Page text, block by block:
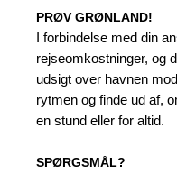
PRØV GRØNLAND!
I forbindelse med din
rejseomkostninger, og
udsigt over havnen
rytmen og finde ud af,
en stund eller for altid.
SPØRGSMÅL?